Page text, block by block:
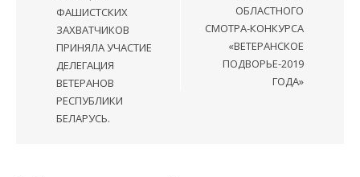
ФАШИСТСКИХ
ЗАХВАТЧИКОВ
ПРИНЯЛА УЧАСТИЕ
ДЕЛЕГАЦИЯ
ВЕТЕРАНОВ
РЕСПУБЛИКИ
БЕЛАРУСЬ.
ОБЛАСТНОГО
СМОТРА-КОНКУРСА
«ВЕТЕРАНСКОЕ
ПОДВОРЬЕ-2019
ГОДА»